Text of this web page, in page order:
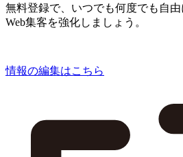
無料登録で、いつでも何度でも自由
Web集客を強化しましょう。
情報の編集はこちら